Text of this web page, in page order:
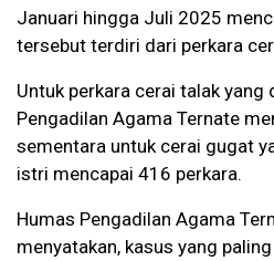
Januari hingga Juli 2025
tersebut terdiri dari perkara
Untuk perkara cerai talak yang
Pengadilan Agama Ternate
sementara untuk cerai gugat
istri mencapai 416 perkara.
Humas Pengadilan Agama
menyatakan, kasus yang